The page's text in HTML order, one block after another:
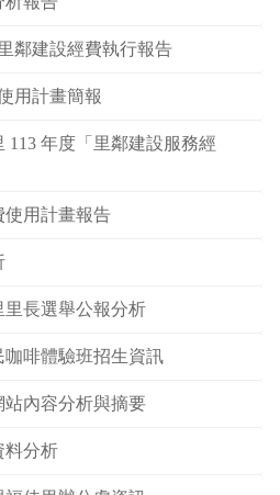
鄰建設經費執行報告
用計畫簡報
113 年度「里鄰建設服務經
使用計畫報告
里長選舉公報分析
啡體驗班招生資訊
內容分析與摘要
料分析